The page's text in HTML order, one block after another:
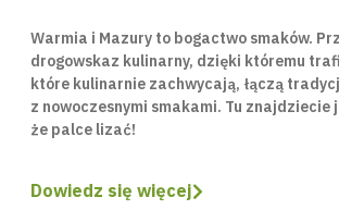
Warmia i Mazury to bogactwo smaków.
drogowskaz kulinarny, dzięki któremu
które kulinarnie zachwycają, łączą
z nowoczesnymi smakami. Tu znajdziecie
że palce lizać!
Dowiedz się więcej